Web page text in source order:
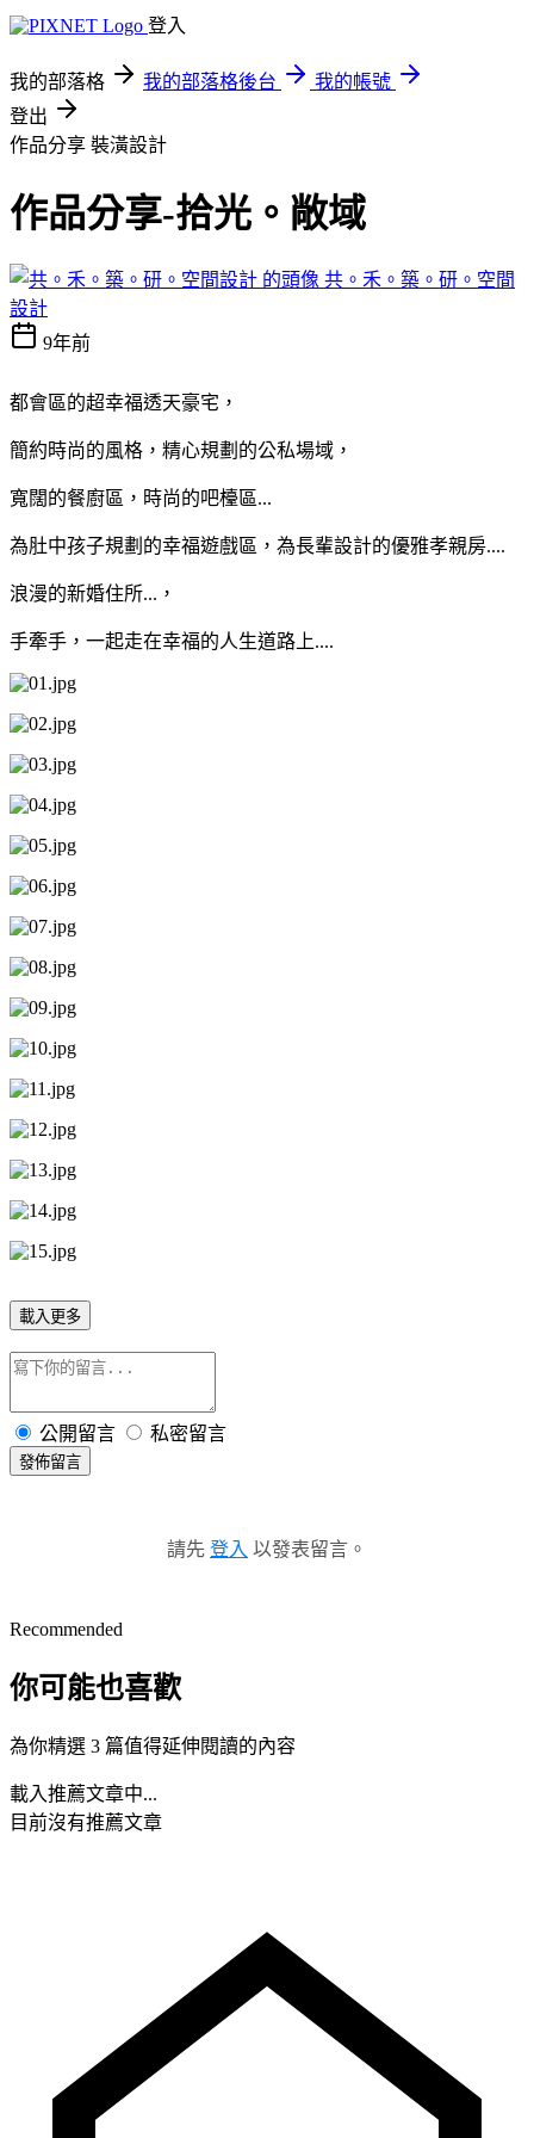
登入
我的部落格 我的部落格後台
我的帳號
登出
作品分享 裝潢設計
作品分享-拾光。敞域
共。禾。築。研。空間
設計
9年前
都會區的超幸福透天豪宅，
簡約時尚的風格，精心規劃的公私場域，
寬闊的餐廚區，時尚的吧檯區...
為肚中孩子規劃的幸福遊戲區，為長輩設計的優雅孝親房....
浪漫的新婚住所...，
手牽手，一起走在幸福的人生道路上....
載入更多
公開留言 私密留言
發佈留言
請先 登入 以發表留言。
Recommended
你可能也喜歡
為你精選 3 篇值得延伸閱讀的內容
載入推薦文章中...
目前沒有推薦文章